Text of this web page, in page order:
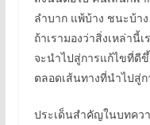
ลำบาก แพ้บ้าง ชนะบ้าง
ถ้าเรามองว่าสิ่งเหล่านี้
จะนำไปสู่การแก้ไขที่ดี
ตลอดเส้นทางที่นำไปสู่
ประเด็นสำคัญในบทคว